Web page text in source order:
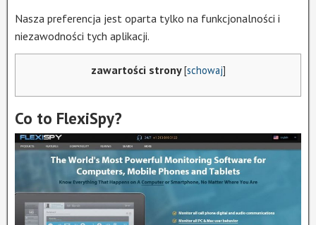
Nasza preferencja jest oparta tylko na funkcjonalności i
niezawodności tych aplikacji.
zawartości strony [schowaj]
Co to FlexiSpy?